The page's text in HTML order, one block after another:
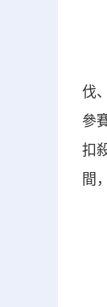
伐
參
扣
間